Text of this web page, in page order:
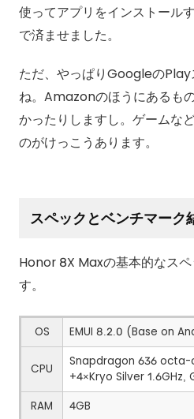
使ってアプリをインストール
で済ませました。
ただ、やっぱりGoogleの
ね。Amazonのほうにあるも
かったりしますし。ゲームな
のがけっこうあります。
スペックとベンチマーク
Honor 8X Maxの基本的なス
す。
OS EMUI 8.2.0 (Base on
CPU
Snapdragon 636 octa-
+4×Kryo Silver 1.6GHz,
RAM
4GB